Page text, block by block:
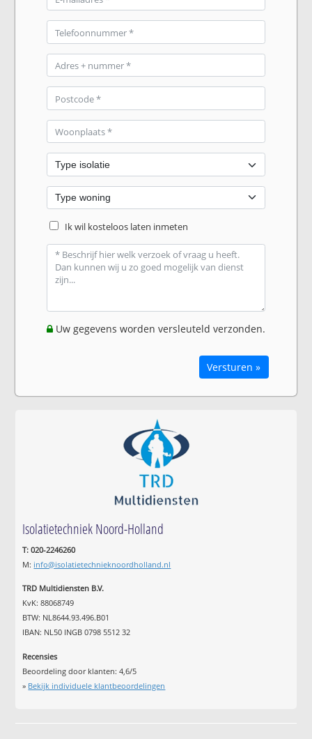
Ik wil kosteloos laten inmeten
Uw gegevens worden versleuteld verzonden.
Versturen »
Isolatietechniek Noord-Holland
T: 020-2246260
M: info@isolatietechnieknoordholland.nl
TRD Multidiensten B.V.
KvK: 88068749
BTW: NL8644.93.496.B01
IBAN: NL50 INGB 0798 5512 32
Recensies
Beoordeling door klanten:4,6/5
» Bekijk individuele klantbeoordelingen